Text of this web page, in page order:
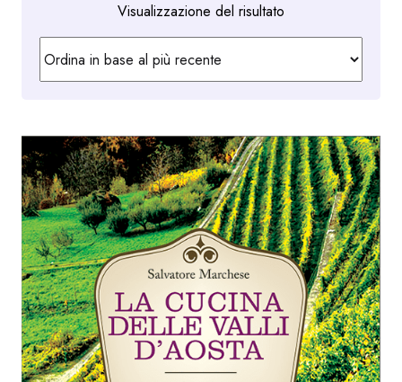
Visualizzazione del risultato